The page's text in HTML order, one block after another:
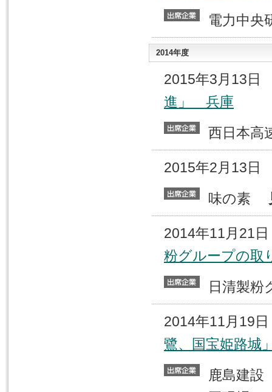
電力中
2014年度
2015年3月13
進」 兵庫
西日本
2015年2月13
味の素
2014年11月
粉グループの
日清製
2014年11月
鷺、国宝姫路
鹿島建